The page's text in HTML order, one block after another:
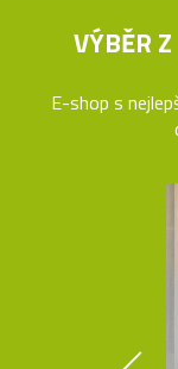
VÝBĚR
E-shop s